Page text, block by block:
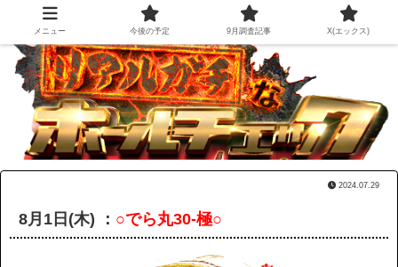
2024.07.29
8月1日(木) ： ○でら丸30-極○
メニュー 今後の予定 9月調査記事 X(エックス)